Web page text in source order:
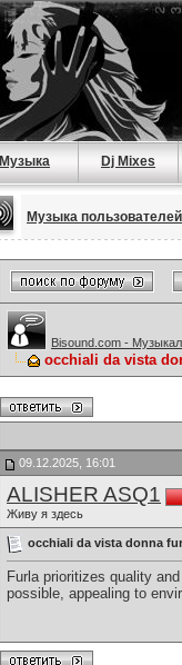
Музыка Dj Mixes
Музыка пользователей
Bisound.com -
occhiali da vista
09.12.2025, 16:01
ALISHER ASQ1
Живу я здесь
occhiali da vista donna
Furla prioritizes quality
possible, appealing to